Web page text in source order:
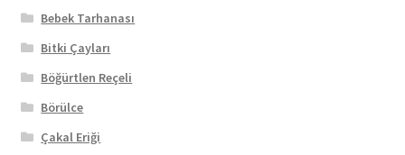
Bebek Tarhanası
Bitki Çayları
Böğürtlen Reçeli
Börülce
Çakal Eriği